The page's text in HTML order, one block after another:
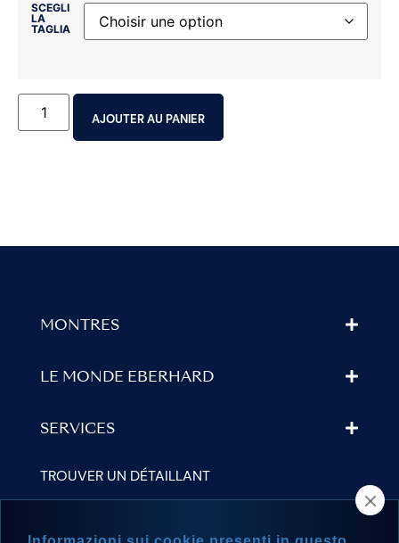
SCEGLI
LA
TAGLIA
AJOUTER AU PANIER
MONTRES
LE MONDE EBERHARD
SERVICES
TROUVER UN DÉTAILLANT